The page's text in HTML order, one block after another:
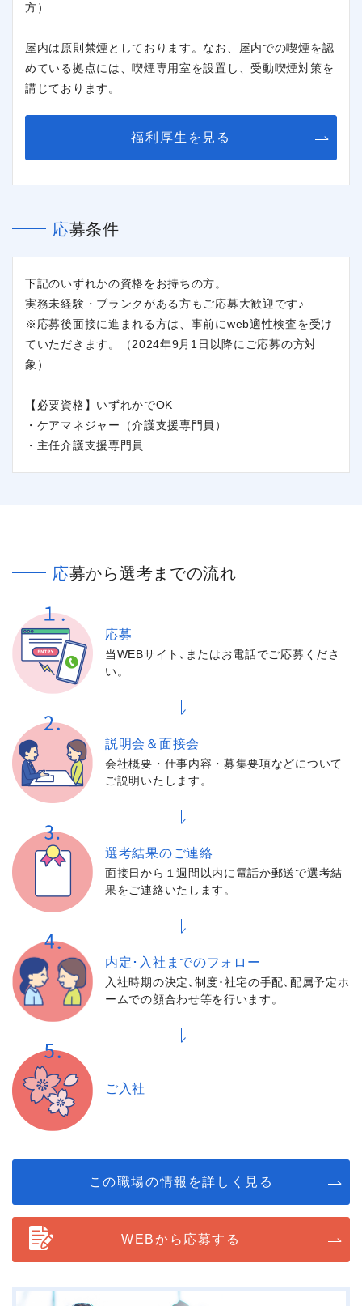
方）
屋内は原則禁煙としております。なお、屋内での喫煙を認
めている拠点には、喫煙専用室を設置し、受動喫煙対策を
講じております。
福利厚生を見る
応募条件
下記のいずれかの資格をお持ちの方。
実務未経験・ブランクがある方もご応募大歓迎です♪
※応募後面接に進まれる方は、事前にweb適性検査を受け
ていただきます。（2024年9月1日以降にご応募の方対
象）
【必要資格】いずれかでOK
・ケアマネジャー（介護支援専門員）
・主任介護支援専門員
応募から選考までの流れ
応募
当WEBサイト､またはお電話でご応募くださ
い。
説明会＆面接会
会社概要・仕事内容・募集要項などについて
ご説明いたします。
選考結果のご連絡
面接日から１週間以内に電話か郵送で選考結
果をご連絡いたします。
内定･入社までのフォロー
入社時期の決定､制度･社宅の手配､配属予定ホ
ームでの顔合わせ等を行います。
ご入社
この職場の情報を詳しく見る
WEBから応募する